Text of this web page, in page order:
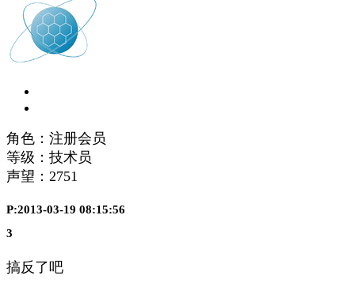
角色：注册会员
等级：技术员
声望： 2751
P:2013-03-19 08:15:56
3
搞反了吧